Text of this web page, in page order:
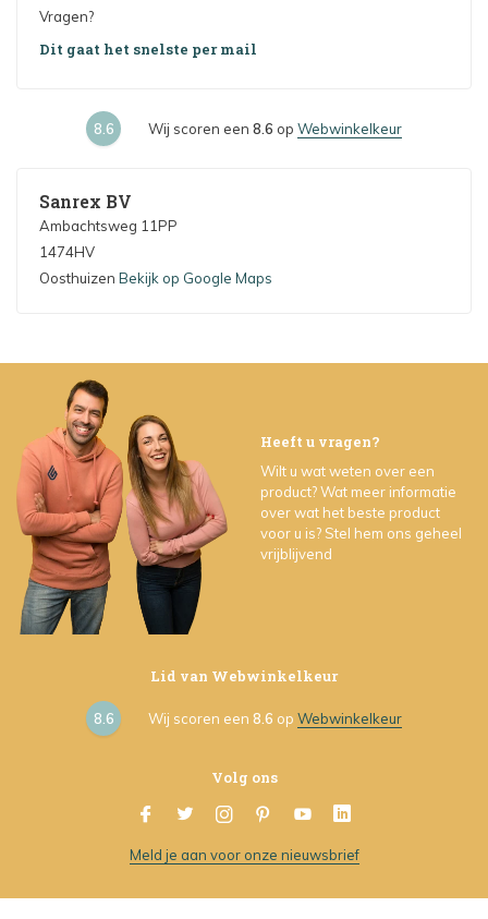
Vragen?
Dit gaat het snelste per mail
8.6 Wij scoren een 8.6 op Webwinkelkeur
Sanrex BV
Ambachtsweg 11PP
1474HV
Oosthuizen Bekijk op Google Maps
Heeft u vragen?
Wilt u wat weten over een
product? Wat meer informatie
over wat het beste product
voor u is? Stel hem ons geheel
vrijblijvend
Lid van Webwinkelkeur
8.6 Wij scoren een 8.6 op Webwinkelkeur
Volg ons
Meld je aan voor onze nieuwsbrief